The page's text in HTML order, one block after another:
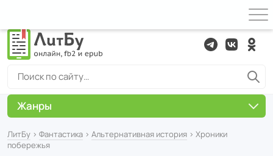
ЛитБу › Фантастика › Альтернативная история › Хроники
побережья
Жанры